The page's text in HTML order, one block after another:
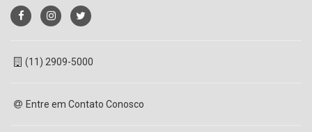
(11) 2909-5000
Entre em Contato Conosco